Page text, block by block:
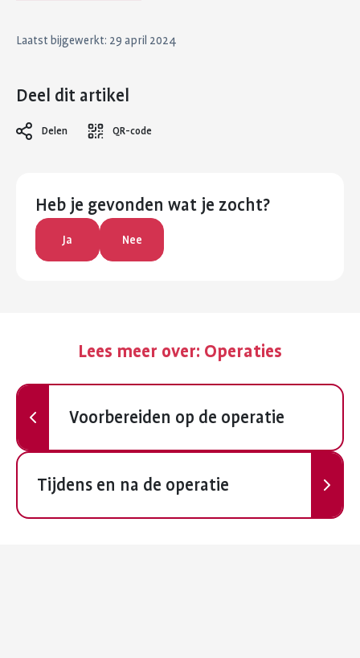
Laatst bijgewerkt: 29 april 2024
Deel dit artikel
Delen QR-code
Heb je gevonden wat je zocht?
Ja Nee
Lees meer over: Operaties
Vorige
Voorbereiden op de operatie
Volgende
Tijdens en na de operatie